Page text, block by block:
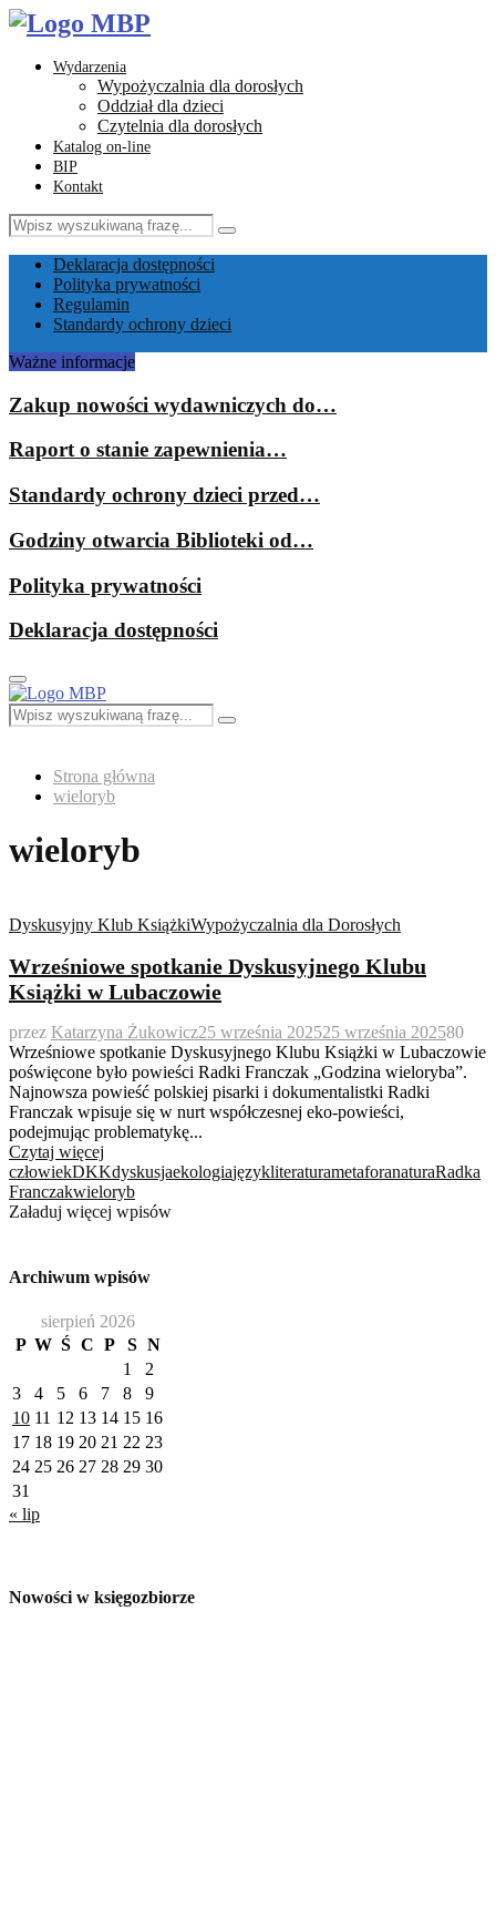
Wydarzenia
Wypożyczalnia dla dorosłych
Oddział dla dzieci
Czytelnia dla dorosłych
Katalog on-line
BIP
Kontakt
Search
for:
Search
Deklaracja dostępności
Polityka prywatności
Regulamin
Standardy ochrony dzieci
Ważne informacje
Zakup nowości wydawniczych do…
Raport o stanie zapewnienia…
Standardy ochrony dzieci przed…
Godziny otwarcia Biblioteki od…
Polityka prywatności
Deklaracja dostępności
Primary
Menu
Search
for:
Search
Strona główna
wieloryb
wieloryb
Dyskusyjny Klub KsiążkiWypożyczalnia dla Dorosłych
Wrześniowe spotkanie Dyskusyjnego Klubu
Książki w Lubaczowie
przez Katarzyna Żukowicz25 września 202525 września 202580
Wrześniowe spotkanie Dyskusyjnego Klubu Książki w Lubaczowie
poświęcone było powieści Radki Franczak „Godzina wieloryba”.
Najnowsza powieść polskiej pisarki i dokumentalistki Radki
Franczak wpisuje się w nurt współczesnej eko-powieści,
podejmując problematykę...
Czytaj więcej
człowiekDKKdyskusjaekologiajęzykliteraturametaforanaturaRadka
Franczakwieloryb
Załaduj więcej wpisów
Archiwum wpisów
sierpień 2026
P W Ś C P S N
1
2
3
4 5 6 7 8
9
10 11 12 13 14 15 16
17 18 19 20 21 22 23
24 25 26 27 28 29 30
31
« lip
Nowości w księgozbiorze